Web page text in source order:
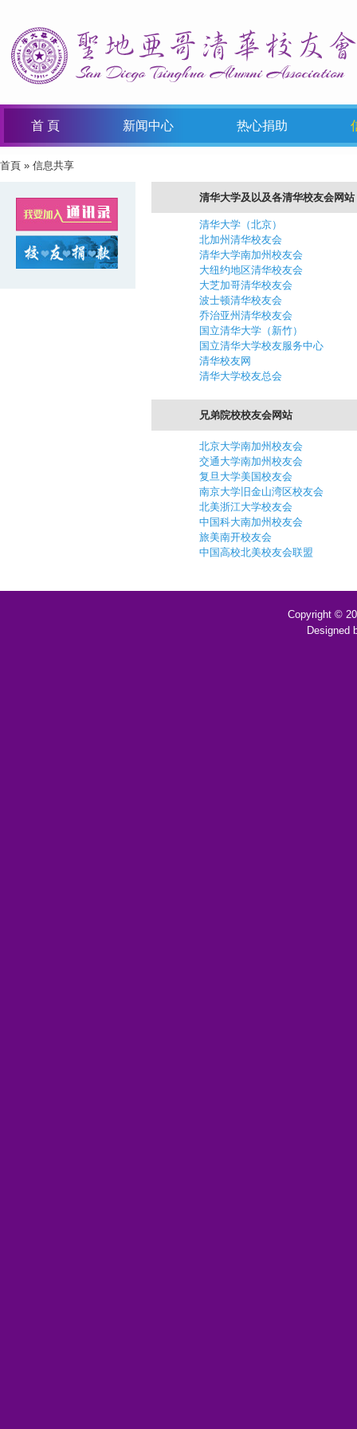
首 頁 新闻中心 热心捐助
You Are Here
首頁 » 信息共享
清华大学及以及各清华校友会网站
清华大学（北京）
北加州清华校友会
清华大学南加州校友会
大纽约地区清华校友会
大芝加哥清华校友会
波士顿清华校友会
乔治亚州清华校友会
国立清华大学（新竹）
国立清华大学校友服务中心
清华校友网
清华大学校友总会
兄弟院校校友会网站
北京大学南加州校友会
交通大学南加州校友会
复旦大学美国校友会
南京大学旧金山湾区校友会
北美浙江大学校友会
中国科大南加州校友会
旅美南开校友会
中国高校北美校友会联盟
Copyright ©
Designed